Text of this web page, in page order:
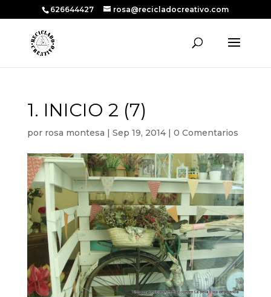
626644427 rosa@recicladocreativo.com
1. INICIO 2 (7)
por rosa montesa | Sep 19, 2014| 0 Comentarios